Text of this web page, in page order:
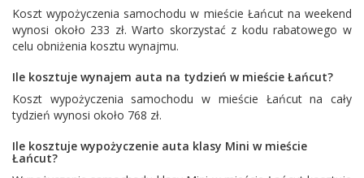
Koszt wypożyczenia samochodu w mieście Łańcut na weekend
wynosi około 233 zł. Warto skorzystać z kodu rabatowego w
celu obniżenia kosztu wynajmu.
Ile kosztuje wynajem auta na tydzień w mieście Łańcut?
Koszt wypożyczenia samochodu w mieście Łańcut na cały
tydzień wynosi około 768 zł.
Ile kosztuje wypożyczenie auta klasy Mini w mieście
Łańcut?